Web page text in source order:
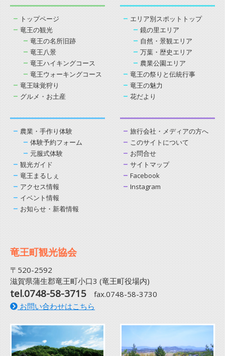
トップページ
竜王の観光
竜王の名所旧跡
竜王八景
竜王ハイキングコース
竜王ウォーキングコース
竜王味覚狩り
グルメ・お土産
エリア別スポットトップ
鏡の里エリア
自然・景観エリア
万葉・歴史エリア
農業公園エリア
竜王の祭りと伝統行事
竜王の魅力
花だより
農業・手作り体験
体験予約フォーム
元服式体験
観光ガイド
竜王まるしぇ
アクセス情報
イベント情報
お知らせ・新着情報
旅行会社・メディアの方へ
このサイトについて
お問合せ
サイトマップ
Facebook
Instagram
竜王町観光協会
〒520-2592
滋賀県蒲生郡竜王町小口3 (竜王町役場内)
tel.0748-58-3715 fax.0748-58-3730
お問い合わせはこちら